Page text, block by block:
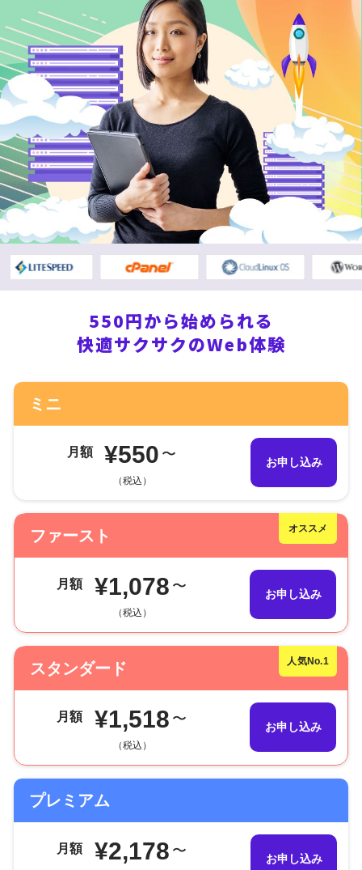
お問い合わせ
利用規約 プライバシーポリシー
会社情報 アフィリエイト制度
550円から始められる
快適サクサクのWeb体験
ミニ
月額 ¥550 〜
（税込）
お申し込み
オススメ
ファースト
月額 ¥1,078 〜
（税込）
お申し込み
人気No.1
スタンダード
月額 ¥1,518 〜
（税込）
お申し込み
プレミアム
月額 ¥2,178 〜
お申し込み